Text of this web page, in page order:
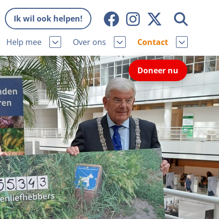
Ik wil ook helpen!
Help mee Over ons
Missie en visie
Wat wij doen
Onze organisatie
Samenwerking
Bekende vrienden
Jaarverslag
Vacatures
Donateursmagazine Hond
Contact
Contactgegevens
Pers
Nieuws
Veelgestelde vragen
Melding hondenleed
Nieuwsbrief
Incassodata
Doneer nu